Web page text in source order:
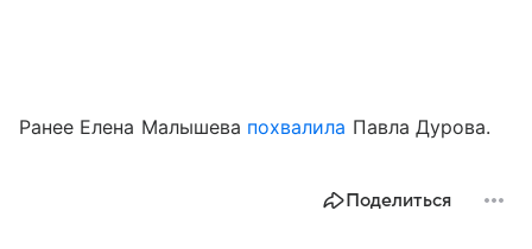
Ранее Елена Малышева похвалила Павла Дурова.
Поделиться